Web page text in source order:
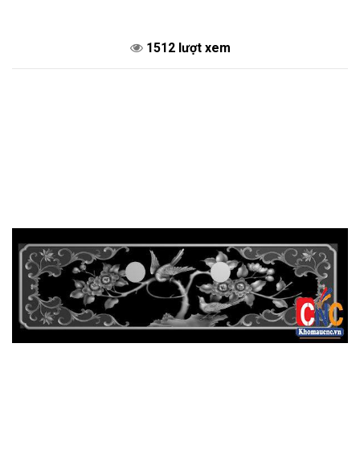
1512 lượt xem